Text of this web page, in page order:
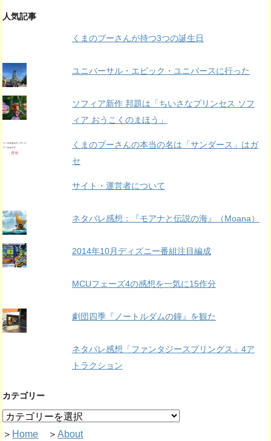
カ
人気記事
くまのプーさんが持つ3つの誕生日
ユニバーサル・エピック・ユニバースに行った
ソフィア新作 邦題は「ちいさなプリンセス ソフ
ィア おうこくのまほう」
くまのプーさんの本当の名は「サンダース」はガ
セ
サイト・運営者について
ネタバレ感想：『モアナと伝説の海』（Moana）
2014年10月ディズニー番組注目編成
MCUフェーズ4の感想を一気に15作分
劇団四季『ノートルダムの鐘』を観た
ネタバレ感想「ファンタジースプリングス」4ア
トラクション
カテゴリー
＞ Home ＞About